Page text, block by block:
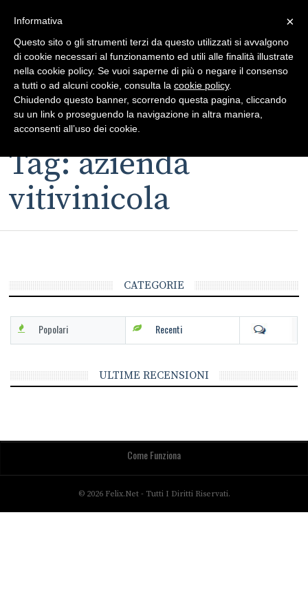
Toggle
Toggle
navigation
Tag: azienda
vitivinicola
CATEGORIE
Popolari Recenti
ULTIME RECENSIONI
Come Funziona
© 2026 Felix.net - Tutti I Diritti Riservati.
×
Informativa
Questo sito o gli strumenti terzi da questo utilizzati si avvalgono
di cookie necessari al funzionamento ed utili alle finalità illustrate
nella cookie policy. Se vuoi saperne di più o negare il consenso
a tutti o ad alcuni cookie, consulta la cookie policy.
Chiudendo questo banner, scorrendo questa pagina, cliccando
su un link o proseguendo la navigazione in altra maniera,
acconsenti all’uso dei cookie.